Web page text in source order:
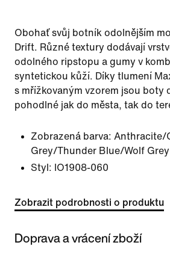
Obohať svůj botník odolnějším
Drift. Různé textury dodávají
odolného ripstopu a gumy v
syntetickou kůží. Díky tlumení
s mřížkovaným vzorem jsou boty
pohodlné jak do města, tak do
Zobrazená barva: Anthracite/
Grey/Thunder Blue/Wolf Grey
Styl: IO1908-060
Zobrazit podrobnosti o produktu
Doprava a vrácení zboží